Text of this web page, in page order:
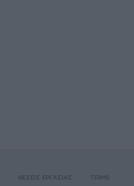
ΘΕΣΕΙΣ ΕΡΓΑΣΙΑΣ TERMS